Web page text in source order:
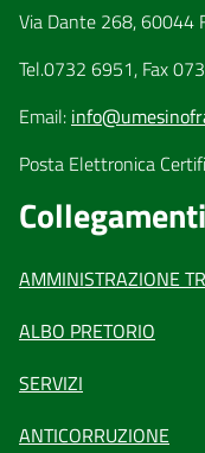
Via Dante 268, 60044
Tel.0732 6951, Fax
Email:
Posta Elettronica
Collegamenti
AMMINISTRAZIONE
ALBO PRETORIO
SERVIZI
ANTICORRUZIONE